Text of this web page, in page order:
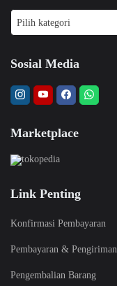
Pilih kategori
Sosial Media
Marketplace
Link Penting
Konfirmasi Pembayaran
Pembayaran & Pengiriman
Pengembalian Barang